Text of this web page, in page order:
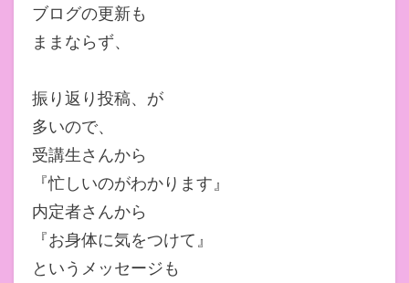
ブログの更新も
ままならず、
振り返り投稿、が
多いので、
受講生さんから
『忙しいのがわかります』
内定者さんから
『お身体に気をつけて』
というメッセージも